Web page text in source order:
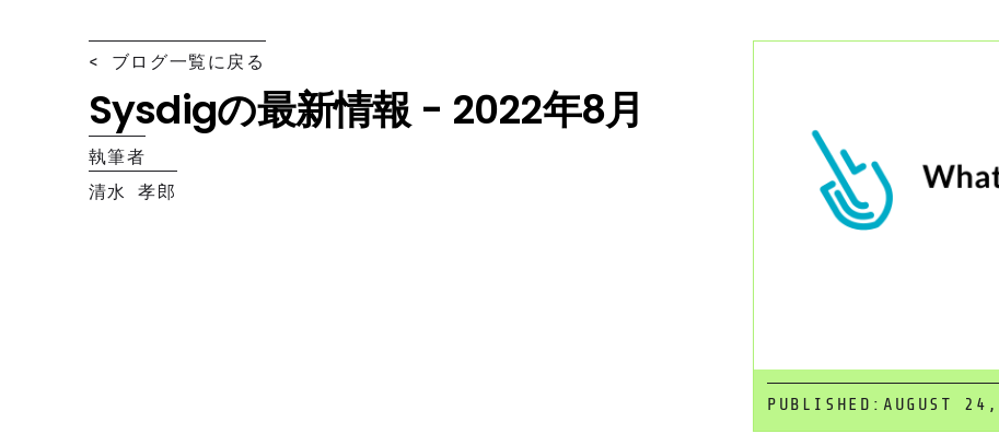
< ブログ一覧に戻る
Sysdigの最新情報 - 2022年8月
執筆者
清水 孝郎
PUBLISHED: AUGUST